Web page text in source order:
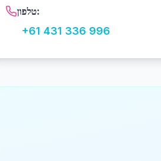
טלפון:
+61 431 336 996